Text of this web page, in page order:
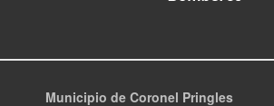
Municipio de Coronel Pringles